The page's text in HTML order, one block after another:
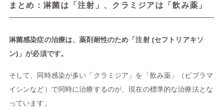
まとめ：淋菌は「注射」、クラミジアは「飲み薬」
淋菌感染症の治療は、薬剤耐性のため「注射 (セフトリアキソ
ン)」が必須です。
そして、同時感染が多い「クラミジア」を「飲み薬」（ビブラマ
イシンなど）で同時に治療するのが、現在の標準的な治療法とな
っています。